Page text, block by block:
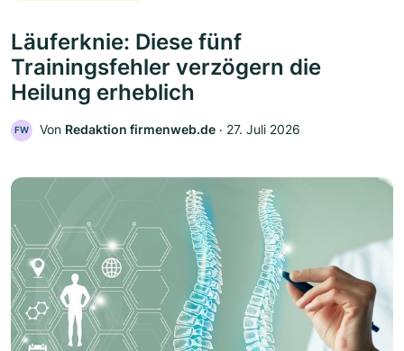
Läuferknie: Diese fünf
Trainingsfehler verzögern die
Heilung erheblich
FW Von Redaktion firmenweb.de ‧ 27. Juli 2026